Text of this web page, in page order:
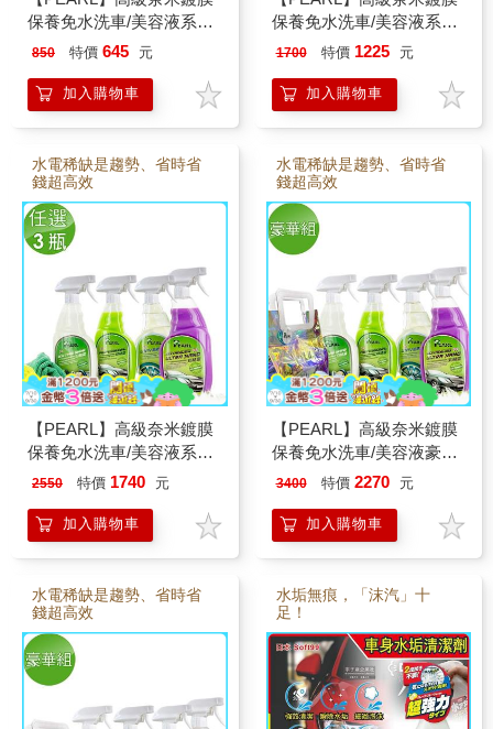
保養免水洗車/美容液系列
任選1瓶(550ml/瓶)(加贈
850 特價 645 元
加入購物車
保養免水洗車/美容液系列
任選2瓶(550ml/瓶)(加贈
1700 特價 1225 元
加入購物車
水電稀缺是趨勢、省時省
錢超高效
【PEARL】高級奈米鍍膜
保養免水洗車/美容液系列
任選3瓶(550ml/瓶)(加贈
2550 特價 1740 元
加入購物車
水電稀缺是趨勢、省時省
錢超高效
【PEARL】高級奈米鍍膜
保養免水洗車/美容液豪華
組(550ml/瓶)(加贈Pro超細
袋1個)
3400 特價 2270 元
加入購物車
水電稀缺是趨勢、省時省
錢超高效
水垢無痕，「沫汽」十
足！